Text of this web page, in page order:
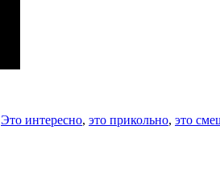
Это интересно, это прикольно, это